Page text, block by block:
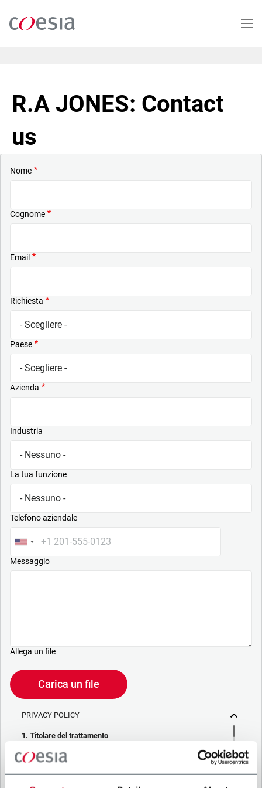
contenuto
R.A JONES: Contact
us
Nome
Cognome
Email
Richiesta
Paese
Azienda
Industria
La tua funzione
Telefono aziendale
Messaggio
Allega un file
Carica un file
PRIVACY POLICY
1. Titolare del trattamento
La società che stai cercando di contattare (“Società”)
tramite questo form tratta i tuoi dati personali – in qualità di
titolare/contitolare del trattamento – per le finalità descritte